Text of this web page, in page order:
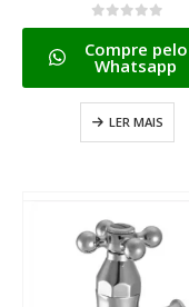
0de 5
Compre pelo
Whatsapp
LER MAIS